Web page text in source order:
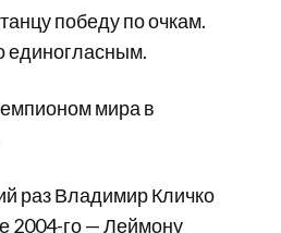
победу по очкам.
единогласным.
мира в
раз Владимир Кличко
2004-го — Леймону